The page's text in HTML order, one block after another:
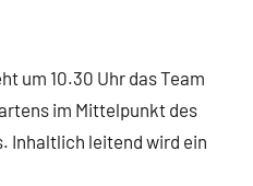
um 10.30 Uhr das Team
im Mittelpunkt des
Inhaltlich leitend wird ein